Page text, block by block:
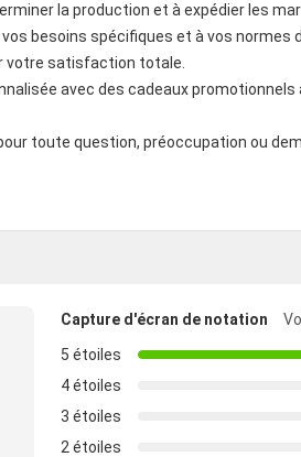
la production et à expédier les
besoins spécifiques et à vos normes
votre satisfaction totale.
avec des cadeaux
toute question, préoccupation ou
Capture d'écran de notation
5 étoiles
4 étoiles
3 étoiles
2 étoiles